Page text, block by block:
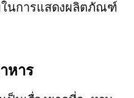
ในการแสดงผลิตภัณฑ์
หาร